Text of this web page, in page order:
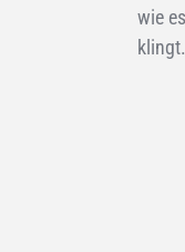
wie es
klingt.